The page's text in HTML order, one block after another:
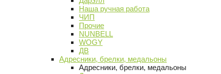
Наша ручная работа
ЧИП
Прочие
NUNBELL
WOGY
ДВ
Адресники, брелки, медальоны
Адресники, брелки, медальоны